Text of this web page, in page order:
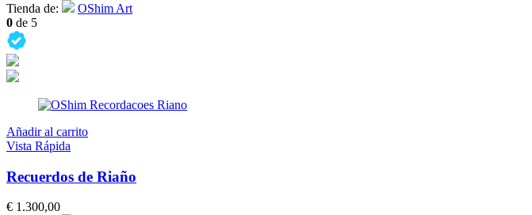
Tienda de:
OShim Art
0 de 5
Añadir al carrito
Vista Rápida
Recuerdos de Riaño
€ 1.300,00